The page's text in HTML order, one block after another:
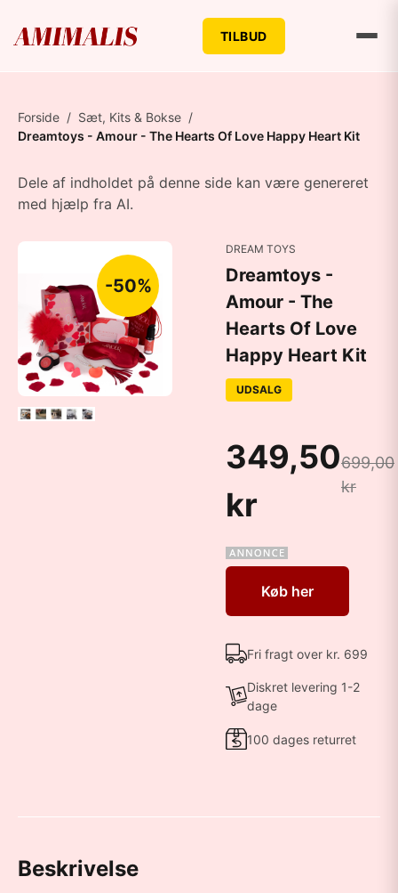
TILBUD
Forside / Sæt, Kits & Bokse /
Dreamtoys - Amour - The Hearts Of Love Happy Heart Kit
Dele af indholdet på denne side kan være genereret
med hjælp fra AI.
-50%
DREAM TOYS
Dreamtoys -
Amour - The
Hearts Of Love
Happy Heart Kit
UDSALG
349,50
kr
699,00
kr
Køb her
Fri fragt over kr. 699
Diskret levering 1-2
dage
100 dages returret
Beskrivelse